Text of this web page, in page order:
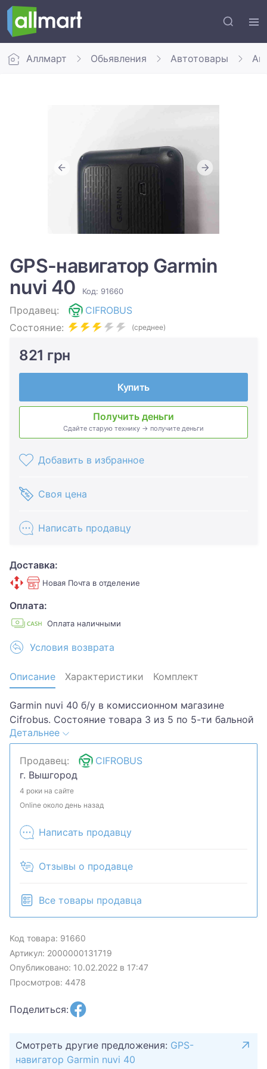
Аллмарт Обьявления Автотовары
GPS-навигатор Garmin
nuvi 40
Код: 91660
Продавец:
CIFROBUS
Состояние:
(среднее)
821 грн
Купить
Получить деньги
Сдайте старую технику → получите деньги
Добавить в избранное
Своя цена
Написать продавцу
Доставка:
Новая Почта в отделение
Оплата:
Оплата наличными
Условия возврата
Описание Характеристики Комплект
Garmin nuvi 40 б/у в комиссионном магазине
Cifrobus. Состояние товара 3 из 5 по 5-ти бальной
системе. Хотите скидку? Давайте обсудим.
Предложите свою цену и мы посмотрим, что
сможем сделать.Уточняйте наличие и
комплектацию у менеджера. Товар может быть
продан в розничном магазине.
Детальнее
Продавец:
CIFROBUS
г. Вышгород
4 роки на сайте
Online около день назад
Написать продавцу
Отзывы о продавце
Все товары продавца
Код товара: 91660
Артикул: 2000000131719
Опубликовано: 10.02.2022 в 17:47
Просмотров: 4478
Поделиться:
Смотреть другие предложения: GPS-
навигатор Garmin nuvi 40